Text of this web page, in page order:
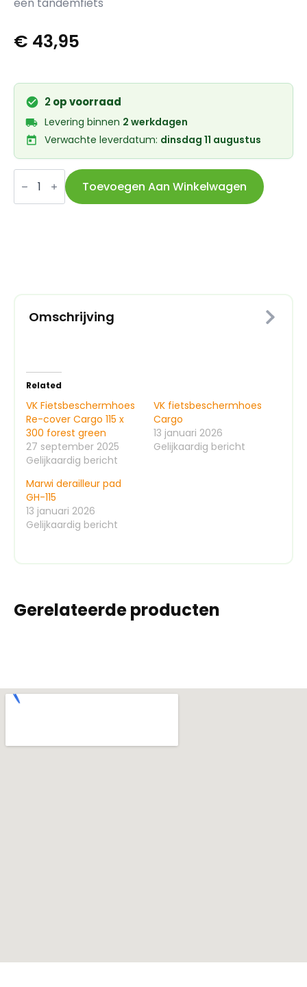
een tandemfiets
€ 43,95
2op voorraad
Levering binnen 2 werkdagen
Verwachte leverdatum: dinsdag 11 augustus
VK
Fietsbeschermhoes
cover
Toevoegen Aan Winkelwagen
Omschrijving
Related
VK Fietsbeschermhoes
Re-cover Cargo 115 x
300 forest green
27 september 2025
Gelijkaardig bericht
VK fietsbeschermhoes
Cargo
13 januari 2026
Gelijkaardig bericht
Marwi derailleur pad
GH-115
13 januari 2026
Gelijkaardig bericht
Gerelateerde producten